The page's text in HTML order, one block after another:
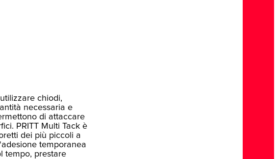
chiodi,
necessaria e
di attaccare
PRITT Multi Tack è
dei più piccoli a
temporanea
tempo, prestare